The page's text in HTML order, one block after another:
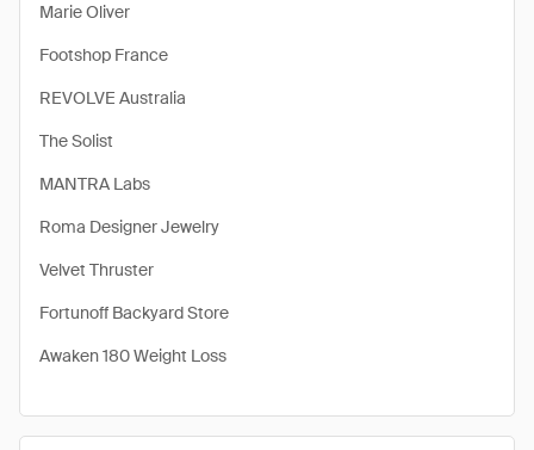
Marie Oliver
Footshop France
REVOLVE Australia
The Solist
MANTRA Labs
Roma Designer Jewelry
Velvet Thruster
Fortunoff Backyard Store
Awaken 180 Weight Loss